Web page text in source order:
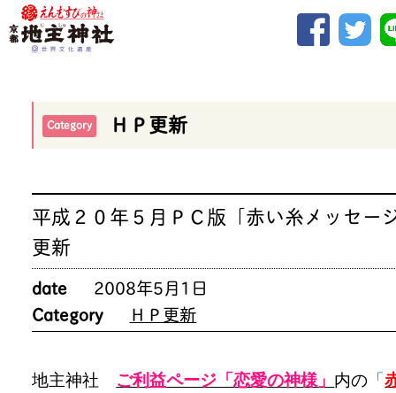
Category ＨＰ更新
平成２０年５月ＰＣ版「赤い糸メッセー
更新
date
2008年5月1日
Category
ＨＰ更新
地主神社 ご利益ページ「恋愛の神様」 内の 「